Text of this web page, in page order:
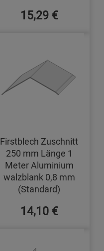
15,29 €
Firstblech Zuschnitt
250 mm Länge 1
Meter Aluminium
walzblank 0,8 mm
(Standard)
14,10 €